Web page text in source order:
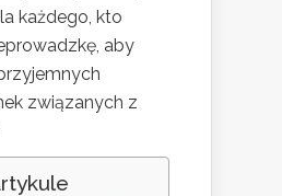
każdego, kto
aby
związanych z